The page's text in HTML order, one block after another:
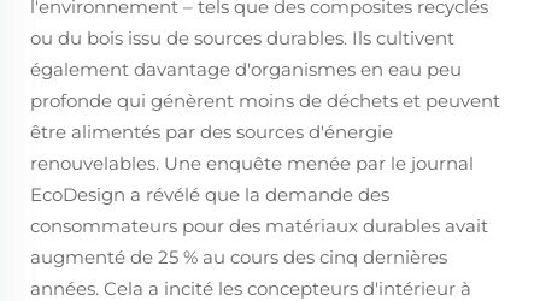
l'environnement – tels que des composites recyclés
ou du bois issu de sources durables. Ils cultivent
également davantage d'organismes en eau peu
profonde qui génèrent moins de déchets et peuvent
être alimentés par des sources d'énergie
renouvelables. Une enquête menée par le journal
EcoDesign a révélé que la demande des
consommateurs pour des matériaux durables avait
augmenté de 25 % au cours des cinq dernières
années. Cela a incité les concepteurs d'intérieur à